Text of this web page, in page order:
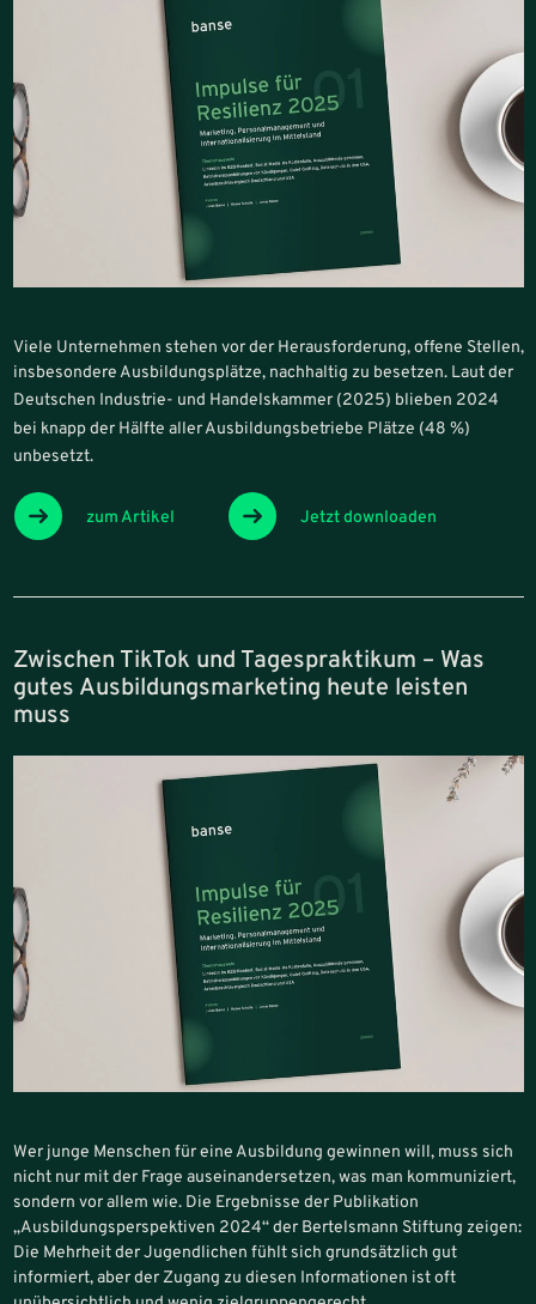
Viele Unternehmen stehen vor der Herausforderung, offene Stellen,
insbesondere Ausbildungsplätze, nachhaltig zu besetzen. Laut der
Deutschen Industrie- und Handelskammer (2025) blieben 2024
bei knapp der Hälfte aller Ausbildungsbetriebe Plätze (48 %)
unbesetzt.
zum Artikel Jetzt downloaden
Zwischen TikTok und Tagespraktikum – Was
gutes Ausbildungsmarketing heute leisten
muss
Wer junge Menschen für eine Ausbildung gewinnen will, muss sich
nicht nur mit der Frage auseinandersetzen, was man kommuniziert,
sondern vor allem wie. Die Ergebnisse der Publikation
„Ausbildungsperspektiven 2024“ der Bertelsmann Stiftung zeigen:
Die Mehrheit der Jugendlichen fühlt sich grundsätzlich gut
informiert, aber der Zugang zu diesen Informationen ist oft